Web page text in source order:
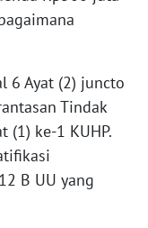
6 Ayat (2) juncto
Tindak
(1) ke-1 KUHP.
B UU yang